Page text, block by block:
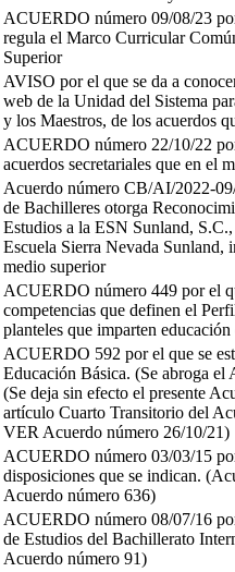
ACUERDO número 09/08/23
regula el Marco Curricular
Superior
AVISO por el que se da a
web de la Unidad del Sistema
y los Maestros, de los acuerdos
ACUERDO número 22/10/22
acuerdos secretariales que en el
Acuerdo número CB/AI/2022-
de Bachilleres otorga
Estudios a la ESN Sunland,
Escuela Sierra Nevada Sunland,
medio superior
ACUERDO número 449 por el
competencias que definen el
planteles que imparten
ACUERDO 592 por el que se
Educación Básica. (Se abroga el
(Se deja sin efecto el presente
artículo Cuarto Transitorio del
VER Acuerdo número 26/10/21)
ACUERDO número 03/03/15
disposiciones que se indican.
Acuerdo número 636)
ACUERDO número 08/07/16
de Estudios del Bachillerato
Acuerdo número 91)